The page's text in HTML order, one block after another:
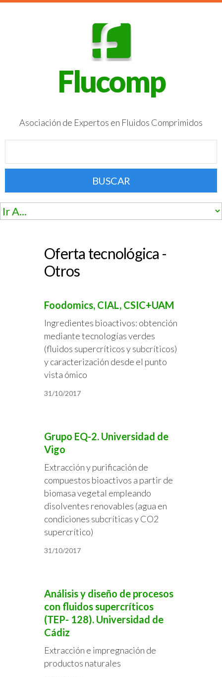
Flucomp
Asociación de Expertos en Fluidos Comprimidos
BUSCAR
Oferta tecnológica -
Otros
Foodomics, CIAL, CSIC+UAM
Ingredientes bioactivos: obtención
mediante tecnologías verdes
(fluidos supercríticos y subcríticos)
y caracterización desde el punto
vista ómico
31/10/2017
Grupo EQ-2. Universidad de
Vigo
Extracción y purificación de
compuestos bioactivos a partir de
biomasa vegetal empleando
disolventes renovables (agua en
condiciones subcríticas y CO2
supercrítico)
31/10/2017
Análisis y diseño de procesos
con fluidos supercríticos
(TEP- 128). Universidad de
Cádiz
Extracción e impregnación de
productos naturales